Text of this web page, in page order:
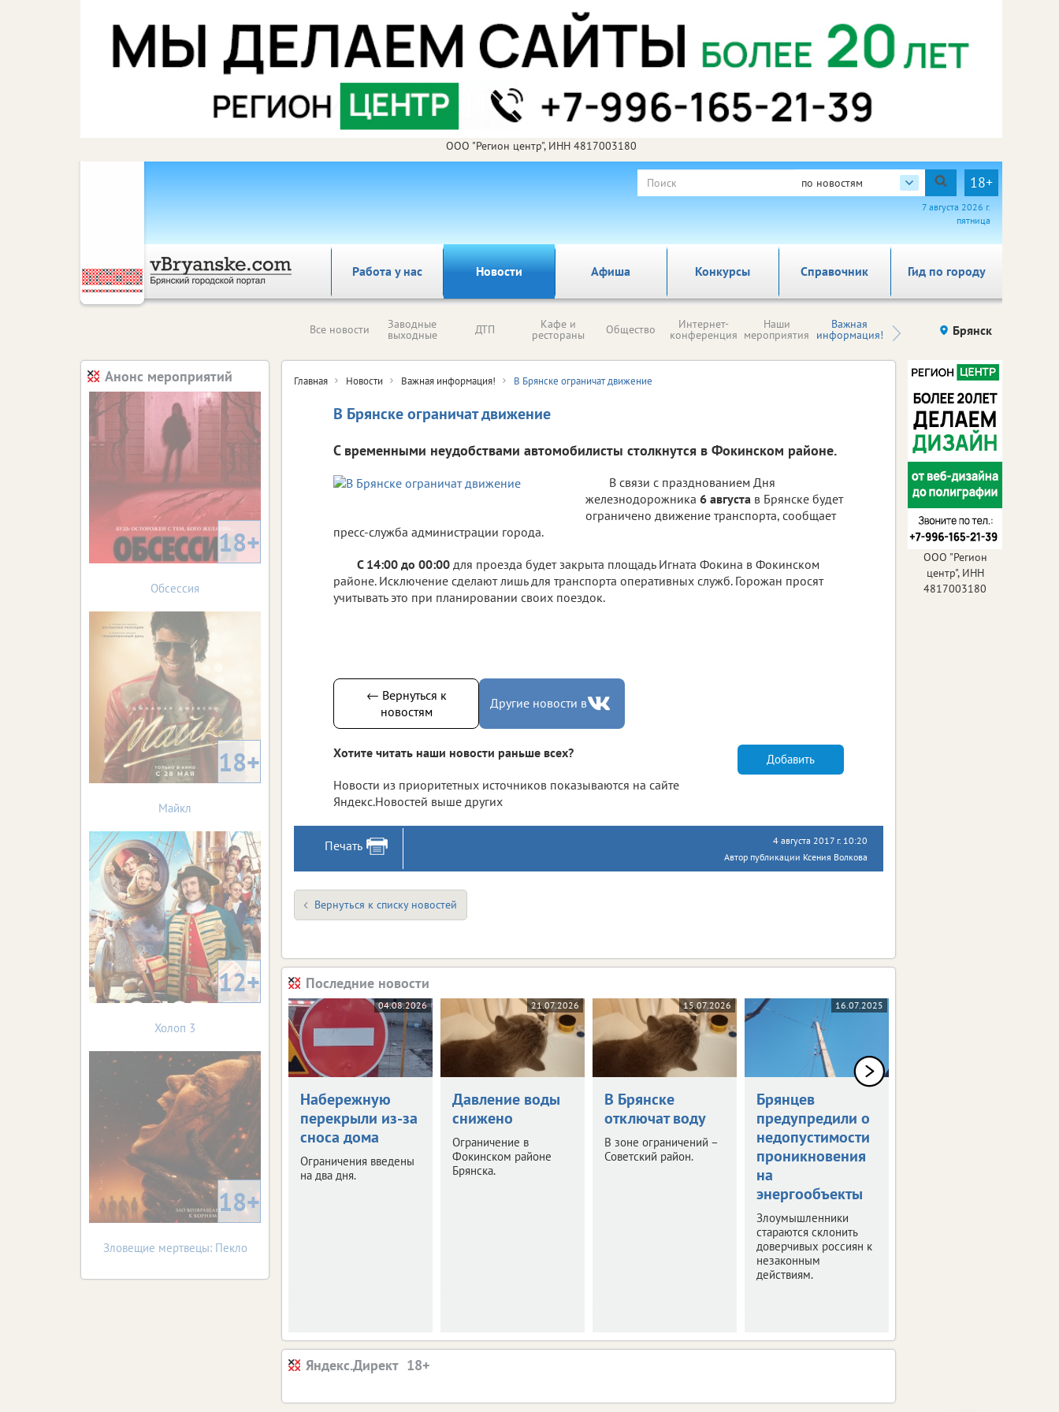
ООО "Регион центр", ИНН 4817003180
по новостям 18+
7 августа 2026 г.
пятница
Работа у нас Новости Афиша Справочник Гид по городу
Конкурсы
Все новости Заводные
выходные ДТП Кафе и
рестораны Общество Интернет-
конференция
Наши
мероприятия
Важная
информация! Происшествия Здоровье
Брянск
Главная Новости Важная информация! В Брянске ограничат движение
В Брянске ограничат движение
С временными неудобствами автомобилисты столкнутся в Фокинском районе.
В связи с празднованием Дня
железнодорожника 6 августа в Брянске будет
ограничено движение транспорта, сообщает
пресс-служба администрации города.
С 14:00 до 00:00 для проезда будет закрыта площадь Игната Фокина в Фокинском
районе. Исключение сделают лишь для транспорта оперативных служб. Горожан просят
учитывать это при планировании своих поездок.
← Вернуться к
новостям
Другие новости в
Хотите читать наши новости раньше всех?
Новости из приоритетных источников показываются на сайте
Яндекс.Новостей выше других
Добавить
Печать
4 августа 2017 г. 10:20
Автор публикации Ксения Волкова
Вернуться к списку новостей
Последние новости
04.08.2026
Набережную
перекрыли из-за
сноса дома
Ограничения введены
на два дня.
21.07.2026
Давление воды
снижено
Ограничение в
Фокинском районе
Брянска.
15.07.2026
В Брянске
отключат воду
В зоне ограничений –
Советский район.
16.07.2025
Брянцев
предупредили о
недопустимости
проникновения
на
энергообъекты
Злоумышленники
стараются склонить
доверчивых россиян к
незаконным
действиям.
Яндекс.Директ
Анонс мероприятий
18+
Обсессия
18+
Майкл
12+
Холоп 3
18+
Зловещие мертвецы: Пекло
ООО "Регион
центр", ИНН
4817003180